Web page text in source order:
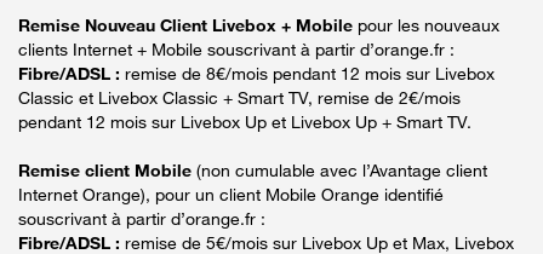
Remise Nouveau Client Livebox + Mobile pour les nouveaux
clients Internet + Mobile souscrivant à partir d’orange.fr :
Fibre/ADSL : remise de 8€/mois pendant 12 mois sur Livebox
Classic et Livebox Classic + Smart TV, remise de 2€/mois
pendant 12 mois sur Livebox Up et Livebox Up + Smart TV.
Remise client Mobile (non cumulable avec l’Avantage client
Internet Orange), pour un client Mobile Orange identifié
souscrivant à partir d’orange.fr :
Fibre/ADSL : remise de 5€/mois sur Livebox Up et Max, Livebox